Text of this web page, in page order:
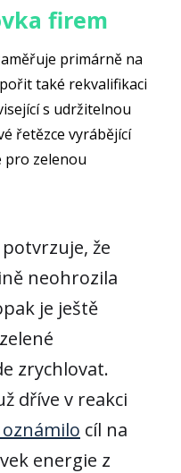
firem
primárně na
také rekvalifikaci
s udržitelnou
řetězce vyrábějící
pro zelenou
že
neohrozila
je ještě
zrychlovat.
dříve v reakci
oznámilo cíl na
energie z